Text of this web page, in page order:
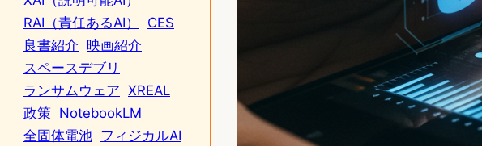
RAI（責任あるAI）
CES
良書紹介 映画紹介
スペースデブリ
ランサムウェア XREAL
政策 NotebookLM
全固体電池 フィジカルAI